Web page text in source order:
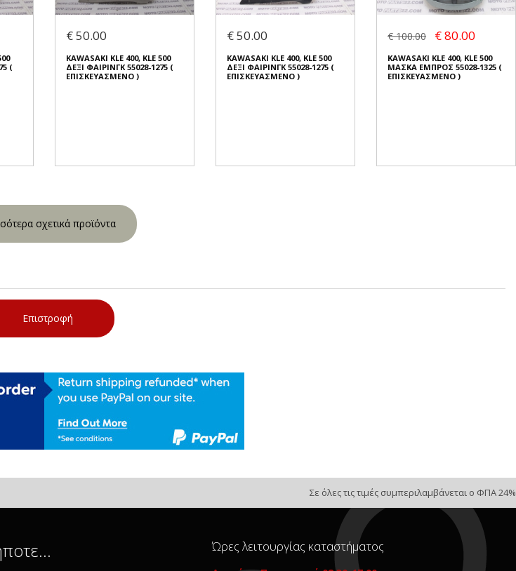
(
€ 50.00
KAWASAKI KLE 400, KLE 500
ΔΕΞΙ ΦΑΙΡΙΝΓΚ 55028-1275 (
ΕΠΙΣΚΕΥΑΣΜΕΝΟ )
€ 50.00
KAWASAKI KLE 400, KLE 500
ΔΕΞΙ ΦΑΙΡΙΝΓΚ 55028-1275 (
ΕΠΙΣΚΕΥΑΣΜΕΝΟ )
€ 100.00 € 80.00
KAWASAKI KLE 400, KLE 500
ΜΑΣΚΑ ΕΜΠΡΟΣ 55028-1325 (
ΕΠΙΣΚΕΥΑΣΜΕΝΟ )
σχετικά προϊόντα
Επιστροφή
Σε όλες τις τιμές συμπεριλαμβάνεται ο ΦΠΑ 24%
Ώρες λειτουργίας καταστήματος